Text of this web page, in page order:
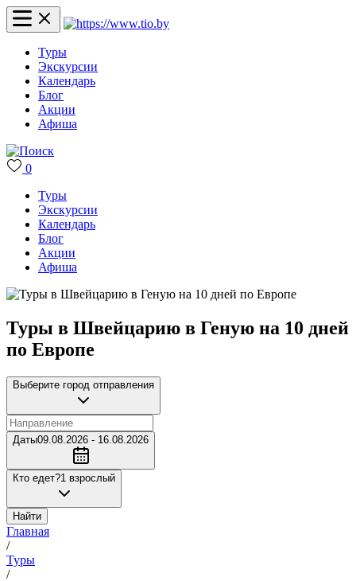
Туры
Экскурсии
Календарь
Блог
Акции
Афиша
0
Туры
Экскурсии
Календарь
Блог
Акции
Афиша
Туры в Швейцарию в Геную на 10 дней
по Европе
Выберите город отправления
Даты09.08.2026 - 16.08.2026
Кто едет?1 взрослый
Найти
Главная
/
Туры
/